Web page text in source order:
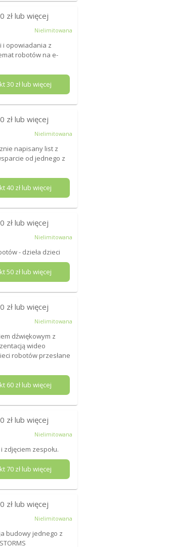
zł lub więcej
Nielimitowana
i opowiadania z
robotów na e-
30 zł lub więcej
zł lub więcej
Nielimitowana
napisany list z
od jednego z
40 zł lub więcej
zł lub więcej
Nielimitowana
- dzieła dzieci
50 zł lub więcej
zł lub więcej
Nielimitowana
dźwiękowym z
wideo
robotów przesłane
60 zł lub więcej
zł lub więcej
Nielimitowana
zdjęciem zespołu.
70 zł lub więcej
zł lub więcej
Nielimitowana
budowy jednego z